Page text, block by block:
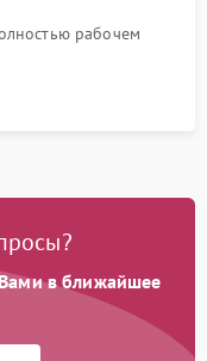
рабочем
в ближайшее